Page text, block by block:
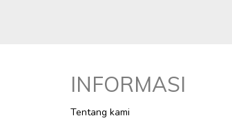
INFORMASI
Tentang kami